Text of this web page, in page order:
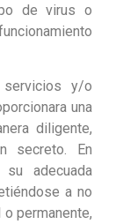
de virus o
y/o
una
diligente,
secreto. En
su adecuada
a no
permanente,